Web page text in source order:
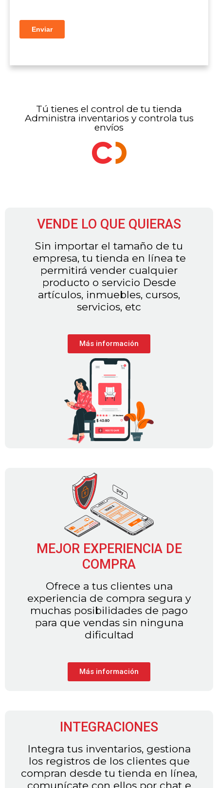
Tú tienes el control de tu tienda
Administra inventarios y controla tus
envíos
VENDE LO QUE QUIERAS
Sin importar el tamaño de tu
empresa, tu tienda en línea te
permitirá vender cualquier
producto o servicio Desde
artículos, inmuebles, cursos,
servicios, etc
Más información
MEJOR EXPERIENCIA DE
COMPRA
Ofrece a tus clientes una
experiencia de compra segura y
muchas posibilidades de pago
para que vendas sin ninguna
dificultad
Más información
INTEGRACIONES
Integra tus inventarios, gestiona
los registros de los clientes que
compran desde tu tienda en línea,
comunícate con ellos por chat e